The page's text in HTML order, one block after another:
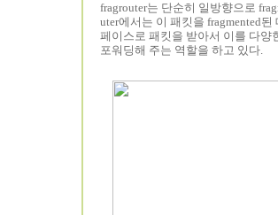
fragrouter는 단순히 일방향으로
uter에서는 이 패킷을 fragmented
페이스로 패킷을 받아서 이를 다양
포워딩해 주는 역할을 하고 있다.